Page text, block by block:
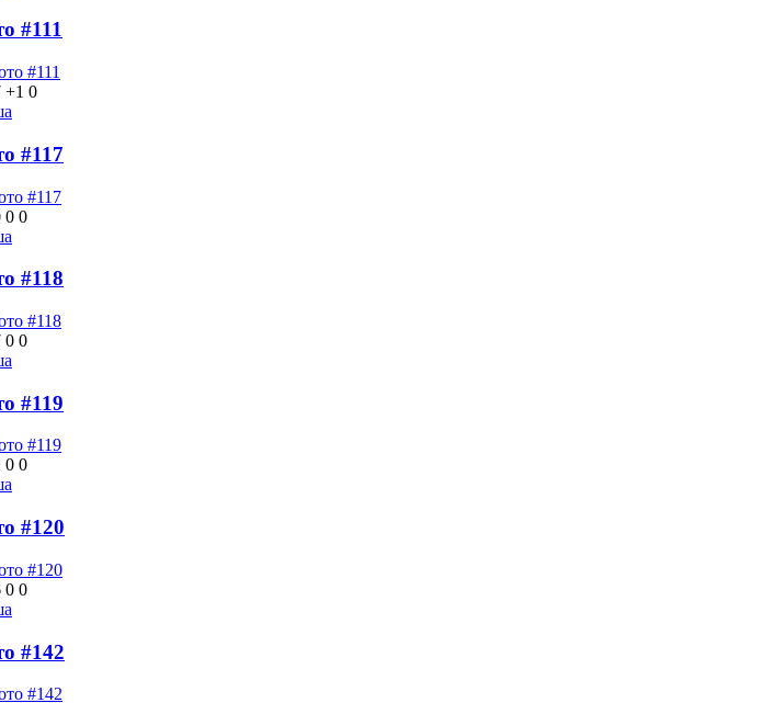
#111
+1 0
#117
0 0
#118
0 0
#119
0 0
#120
0 0
#142